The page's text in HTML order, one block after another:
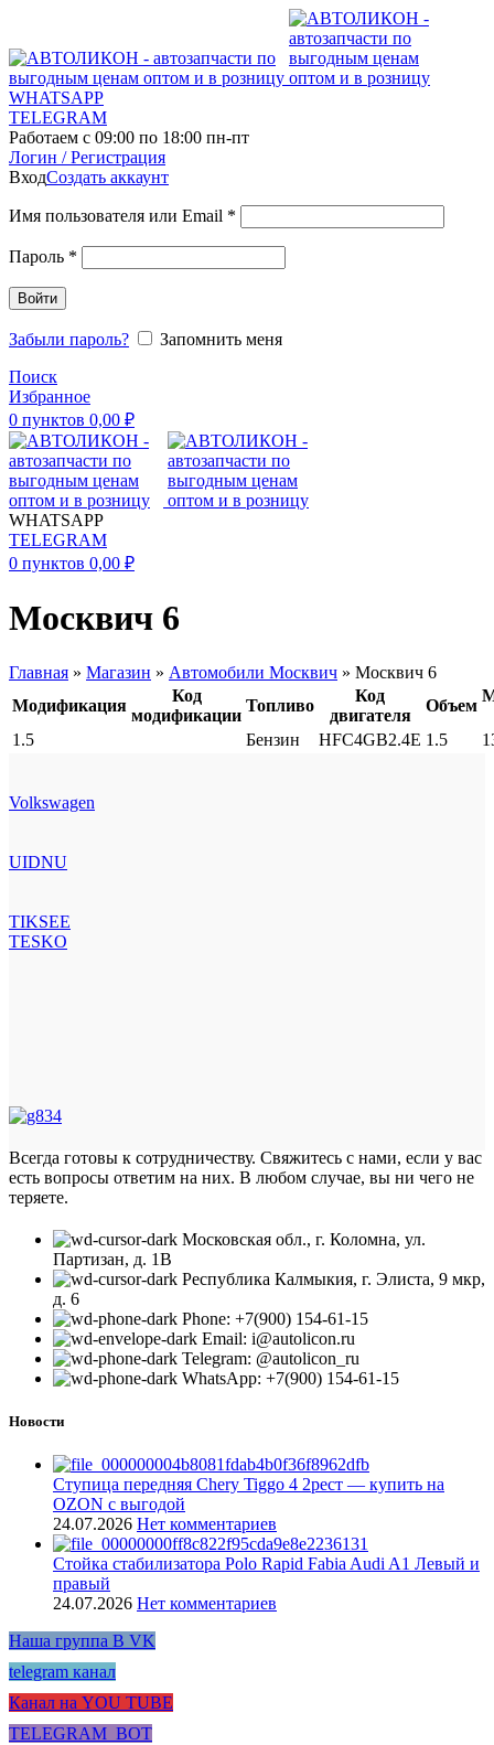
WHATSAPP
TELEGRAM
Работаем с 09:00 по 18:00 пн-пт
Логин / Регистрация
ВходСоздать аккаунт
Имя пользователя или Email *
Пароль *
Войти
Забыли пароль?
Запомнить меня
Поиск
Избранное
0 пунктов 0,00 ₽
WHATSAPP
TELEGRAM
0 пунктов 0,00 ₽
Москвич 6
Главная » Магазин » Автомобили Москвич » Москвич 6
Модификация
Код
модификации
Топливо
Код
двигателя
Объем
1.5 Бензин HFC4GB2.4E 1.5
Volkswagen
UIDNU
TIKSEE
TESKO
Всегда готовы к сотрудничеству. Свяжитесь с нами, если у вас
есть вопросы ответим на них. В любом случае, вы ни чего не
теряете.
Московская обл., г. Коломна, ул.
Партизан, д. 1В
Республика Калмыкия, г. Элиста, 9 мкр,
д. 6
Phone: +7(900) 154-61-15
Email: i@autolicon.ru
Telegram: @autolicon_ru
WhatsApp: +7(900) 154-61-15
Новости
Ступица передняя Chery Tiggo 4 2рест — купить на
OZON с выгодой
24.07.2026 Нет комментариев
Стойка стабилизатора Polo Rapid Fabia Audi A1 Левый и
правый
24.07.2026 Нет комментариев
Наша группа В VK
telegram канал
Канал на YOU TUBE
TELEGRAM_BOT